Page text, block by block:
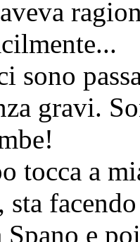
sono
gravi.
tocca a
sta
Spano e